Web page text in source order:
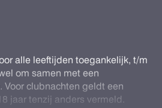
alle leeftijden toegankelijk, t/m
om samen met een
Voor clubnachten geldt een
jaar tenzij anders vermeld.